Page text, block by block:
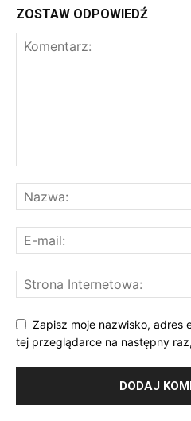
ZOSTAW ODPOWIEDŹ
Zapisz moje nazwisko, adres
tej przeglądarce na następny